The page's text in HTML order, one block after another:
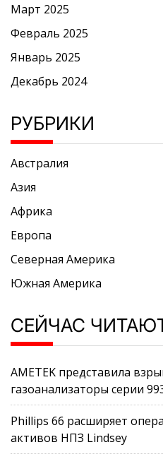
Март 2025
Февраль 2025
Январь 2025
Декабрь 2024
РУБРИКИ
Австралия
Азия
Африка
Европа
Северная Америка
Южная Америка
СЕЙЧАС
AMETEK представила
газоанализаторы серии
Phillips 66 расширяет
активов НПЗ Lindsey